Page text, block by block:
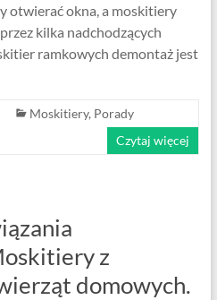
otwierać okna, a moskitiery
kilka nadchodzących
ramkowych demontaż jest
Moskitiery, Porady
Czytaj więcej
z
domowych.